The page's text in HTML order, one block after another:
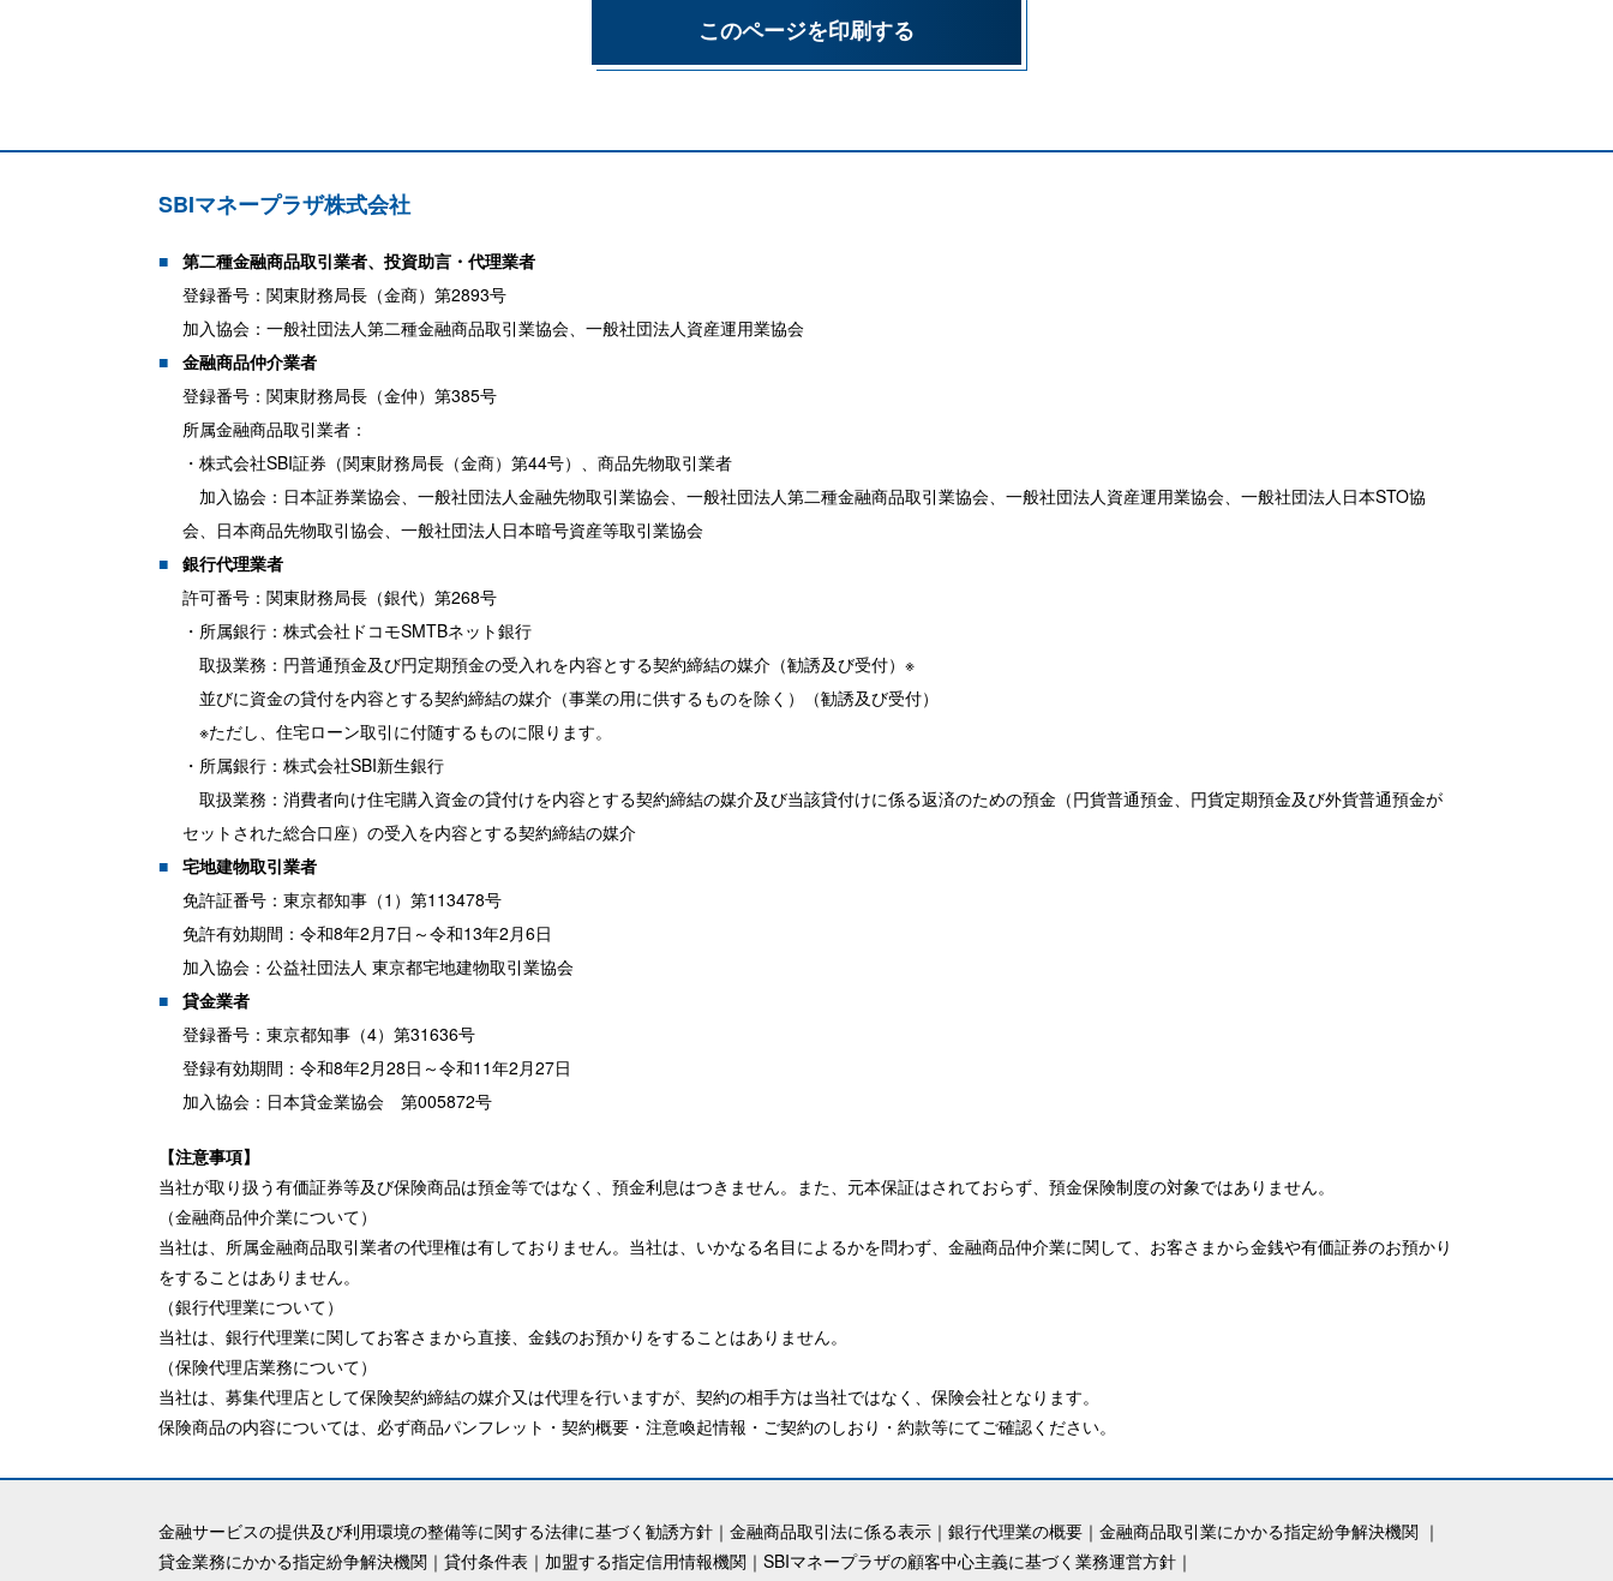
このページを印刷する
SBIマネープラザ株式会社
第二種金融商品取引業者、投資助言・代理業者
登録番号：関東財務局長（金商）第2893号
加入協会：一般社団法人第二種金融商品取引業協会、一般社団法人資産運用業協会
金融商品仲介業者
登録番号：関東財務局長（金仲）第385号
所属金融商品取引業者：
・株式会社SBI証券（関東財務局長（金商）第44号）、商品先物取引業者
加入協会：日本証券業協会、一般社団法人金融先物取引業協会、一般社団法人第二種金融商品取引業協会、一般社団法人資産運用業協会、一般社団法人日本STO協
会、日本商品先物取引協会、一般社団法人日本暗号資産等取引業協会
銀行代理業者
許可番号：関東財務局長（銀代）第268号
・所属銀行：株式会社ドコモSMTBネット銀行
取扱業務：円普通預金及び円定期預金の受入れを内容とする契約締結の媒介（勧誘及び受付）※
並びに資金の貸付を内容とする契約締結の媒介（事業の用に供するものを除く）（勧誘及び受付）
※ただし、住宅ローン取引に付随するものに限ります。
・所属銀行：株式会社SBI新生銀行
取扱業務：消費者向け住宅購入資金の貸付けを内容とする契約締結の媒介及び当該貸付けに係る返済のための預金（円貨普通預金、円貨定期預金及び外貨普通預金が
セットされた総合口座）の受入を内容とする契約締結の媒介
宅地建物取引業者
免許証番号：東京都知事（1）第113478号
免許有効期間：令和8年2月7日～令和13年2月6日
加入協会：公益社団法人 東京都宅地建物取引業協会
貸金業者
登録番号：東京都知事（4）第31636号
登録有効期間：令和8年2月28日～令和11年2月27日
加入協会：日本貸金業協会 第005872号
【注意事項】
当社が取り扱う有価証券等及び保険商品は預金等ではなく、預金利息はつきません。また、元本保証はされておらず、預金保険制度の対象ではありません。
（金融商品仲介業について）
当社は、所属金融商品取引業者の代理権は有しておりません。当社は、いかなる名目によるかを問わず、金融商品仲介業に関して、お客さまから金銭や有価証券のお預かり
をすることはありません。
（銀行代理業について）
当社は、銀行代理業に関してお客さまから直接、金銭のお預かりをすることはありません。
（保険代理店業務について）
当社は、募集代理店として保険契約締結の媒介又は代理を行いますが、契約の相手方は当社ではなく、保険会社となります。
保険商品の内容については、必ず商品パンフレット・契約概要・注意喚起情報・ご契約のしおり・約款等にてご確認ください。
金融サービスの提供及び利用環境の整備等に関する法律に基づく勧誘方針 ｜ 金融商品取引法に係る表示 ｜ 銀行代理業の概要 ｜ 金融商品取引業にかかる指定紛争解決機関 ｜
貸金業務にかかる指定紛争解決機関 ｜ 貸付条件表 ｜ 加盟する指定信用情報機関 ｜ SBIマネープラザの顧客中心主義に基づく業務運営方針 ｜